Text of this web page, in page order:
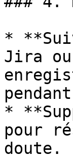
*
Jira
*
pour
doute.